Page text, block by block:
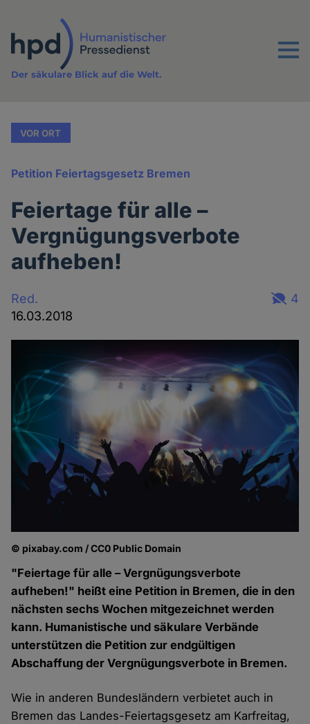
Inhalt
Menu
Der säkulare Blick auf die Welt.
VOR ORT
Petition Feiertagsgesetz Bremen
Feiertage für alle –
Vergnügungsverbote
aufheben!
Red.
16.03.2018
4
© pixabay.com / CC0 Public Domain
"Feiertage für alle – Vergnügungsverbote
aufheben!" heißt eine Petition in Bremen, die in den
nächsten sechs Wochen mitgezeichnet werden
kann. Humanistische und säkulare Verbände
unterstützen die Petition zur endgültigen
Abschaffung der Vergnügungsverbote in Bremen.
Wie in anderen Bundesländern verbietet auch in
Bremen das Landes-Feiertagsgesetz am Karfreitag,